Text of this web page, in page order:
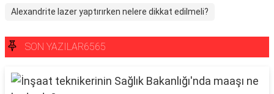
Alexandrite lazer yaptırırken nelere dikkat edilmeli?
SON YAZILAR6565